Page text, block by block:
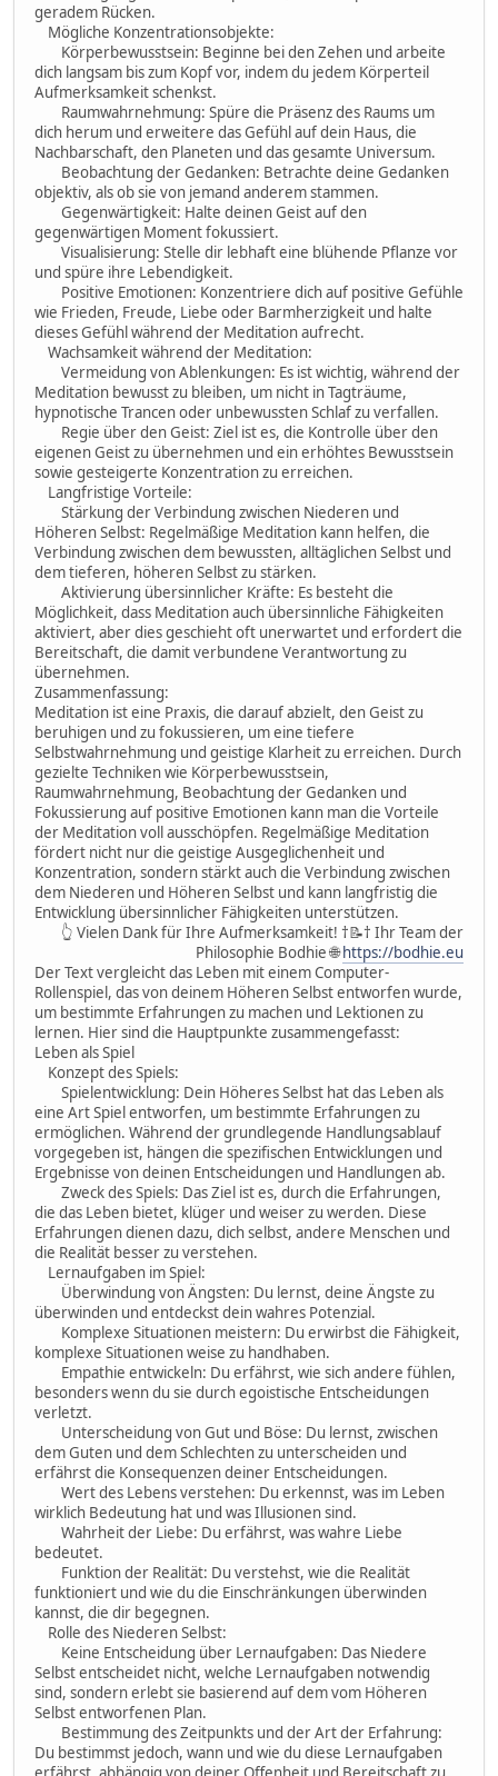
geradem Rücken.
Mögliche Konzentrationsobjekte:
Körperbewusstsein: Beginne bei den Zehen und arbeite
dich langsam bis zum Kopf vor, indem du jedem Körperteil
Aufmerksamkeit schenkst.
Raumwahrnehmung: Spüre die Präsenz des Raums um
dich herum und erweitere das Gefühl auf dein Haus, die
Nachbarschaft, den Planeten und das gesamte Universum.
Beobachtung der Gedanken: Betrachte deine Gedanken
objektiv, als ob sie von jemand anderem stammen.
Gegenwärtigkeit: Halte deinen Geist auf den
gegenwärtigen Moment fokussiert.
Visualisierung: Stelle dir lebhaft eine blühende Pflanze vor
und spüre ihre Lebendigkeit.
Positive Emotionen: Konzentriere dich auf positive Gefühle
wie Frieden, Freude, Liebe oder Barmherzigkeit und halte
dieses Gefühl während der Meditation aufrecht.
Wachsamkeit während der Meditation:
Vermeidung von Ablenkungen: Es ist wichtig, während der
Meditation bewusst zu bleiben, um nicht in Tagträume,
hypnotische Trancen oder unbewussten Schlaf zu verfallen.
Regie über den Geist: Ziel ist es, die Kontrolle über den
eigenen Geist zu übernehmen und ein erhöhtes Bewusstsein
sowie gesteigerte Konzentration zu erreichen.
Langfristige Vorteile:
Stärkung der Verbindung zwischen Niederen und
Höheren Selbst: Regelmäßige Meditation kann helfen, die
Verbindung zwischen dem bewussten, alltäglichen Selbst und
dem tieferen, höheren Selbst zu stärken.
Aktivierung übersinnlicher Kräfte: Es besteht die
Möglichkeit, dass Meditation auch übersinnliche Fähigkeiten
aktiviert, aber dies geschieht oft unerwartet und erfordert die
Bereitschaft, die damit verbundene Verantwortung zu
übernehmen.
Zusammenfassung:
Meditation ist eine Praxis, die darauf abzielt, den Geist zu
beruhigen und zu fokussieren, um eine tiefere
Selbstwahrnehmung und geistige Klarheit zu erreichen. Durch
gezielte Techniken wie Körperbewusstsein,
Raumwahrnehmung, Beobachtung der Gedanken und
Fokussierung auf positive Emotionen kann man die Vorteile
der Meditation voll ausschöpfen. Regelmäßige Meditation
fördert nicht nur die geistige Ausgeglichenheit und
Konzentration, sondern stärkt auch die Verbindung zwischen
dem Niederen und Höheren Selbst und kann langfristig die
Entwicklung übersinnlicher Fähigkeiten unterstützen.
👆 Vielen Dank für Ihre Aufmerksamkeit! †📝† Ihr Team der
Philosophie Bodhie 🌐https://bodhie.eu
Der Text vergleicht das Leben mit einem Computer-
Rollenspiel, das von deinem Höheren Selbst entworfen wurde,
um bestimmte Erfahrungen zu machen und Lektionen zu
lernen. Hier sind die Hauptpunkte zusammengefasst:
Leben als Spiel
Konzept des Spiels:
Spielentwicklung: Dein Höheres Selbst hat das Leben als
eine Art Spiel entworfen, um bestimmte Erfahrungen zu
ermöglichen. Während der grundlegende Handlungsablauf
vorgegeben ist, hängen die spezifischen Entwicklungen und
Ergebnisse von deinen Entscheidungen und Handlungen ab.
Zweck des Spiels: Das Ziel ist es, durch die Erfahrungen,
die das Leben bietet, klüger und weiser zu werden. Diese
Erfahrungen dienen dazu, dich selbst, andere Menschen und
die Realität besser zu verstehen.
Lernaufgaben im Spiel:
Überwindung von Ängsten: Du lernst, deine Ängste zu
überwinden und entdeckst dein wahres Potenzial.
Komplexe Situationen meistern: Du erwirbst die Fähigkeit,
komplexe Situationen weise zu handhaben.
Empathie entwickeln: Du erfährst, wie sich andere fühlen,
besonders wenn du sie durch egoistische Entscheidungen
verletzt.
Unterscheidung von Gut und Böse: Du lernst, zwischen
dem Guten und dem Schlechten zu unterscheiden und
erfährst die Konsequenzen deiner Entscheidungen.
Wert des Lebens verstehen: Du erkennst, was im Leben
wirklich Bedeutung hat und was Illusionen sind.
Wahrheit der Liebe: Du erfährst, was wahre Liebe
bedeutet.
Funktion der Realität: Du verstehst, wie die Realität
funktioniert und wie du die Einschränkungen überwinden
kannst, die dir begegnen.
Rolle des Niederen Selbst:
Keine Entscheidung über Lernaufgaben: Das Niedere
Selbst entscheidet nicht, welche Lernaufgaben notwendig
sind, sondern erlebt sie basierend auf dem vom Höheren
Selbst entworfenen Plan.
Bestimmung des Zeitpunkts und der Art der Erfahrung:
Du bestimmst jedoch, wann und wie du diese Lernaufgaben